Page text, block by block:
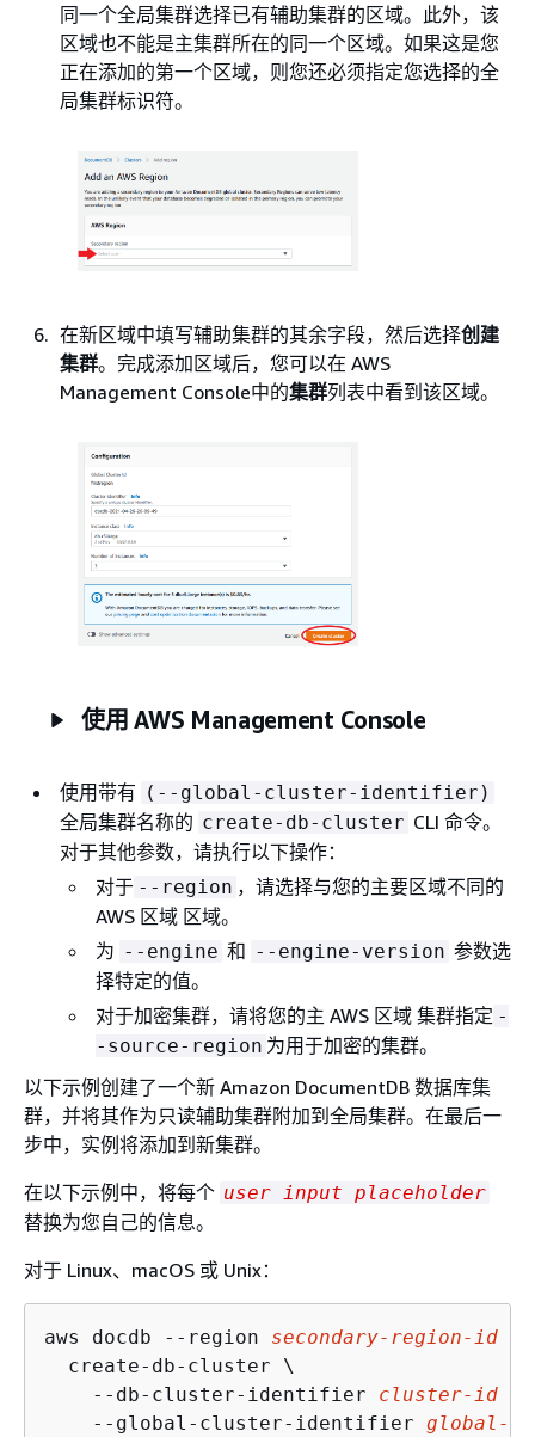
同一个全局集群选择已有辅助集群的区域。此外，该
区域也不能是主集群所在的同一个区域。如果这是您
正在添加的第一个区域，则您还必须指定您选择的全
局集群标识符。
在新区域中填写辅助集群的其余字段，然后选择创建
集群。完成添加区域后，您可以在 AWS
Management Console中的集群列表中看到该区域。
使用 AWS Management Console
使用带有 (--global-cluster-identifier)
全局集群名称的 create-db-cluster CLI 命令。
对于其他参数，请执行以下操作：
对于 --region ，请选择与您的主要区域不同的
AWS 区域 区域。
为 --engine 和 --engine-version 参数选
择特定的值。
对于加密集群，请将您的主 AWS 区域 集群指定 -
-source-region 为用于加密的集群。
以下示例创建了一个新 Amazon DocumentDB 数据库集
群，并将其作为只读辅助集群附加到全局集群。在最后一
步中，实例将添加到新集群。
在以下示例中，将每个 user input placeholder
替换为您自己的信息。
对于 Linux、macOS 或 Unix：
aws docdb --region secondary-region-id
  create-db-cluster \
    --db-cluster-identifier
cluster-id
    --global-cluster-identifier
global-